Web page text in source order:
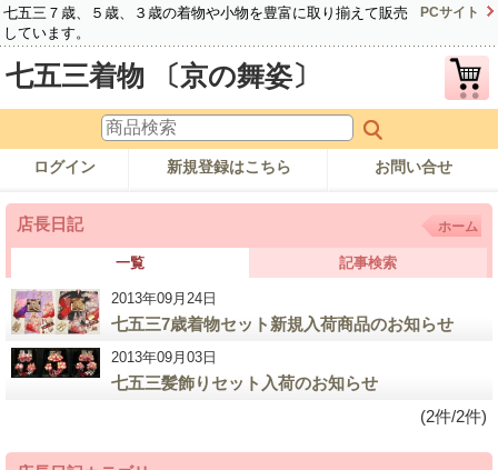
七五三７歳、５歳、３歳の着物や小物を豊富に取り揃えて販売
しています。
PCサイト
七五三着物 〔京の舞姿〕
ログイン 新規登録はこちら お問い合せ
店長日記 ホーム
一覧 記事検索
2013年09月24日
七五三7歳着物セット新規入荷商品のお知らせ
2013年09月03日
七五三髪飾りセット入荷のお知らせ
(2件/2件)